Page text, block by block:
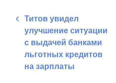
Навигация
записям
Титов увидел
улучшение ситуации
с выдачей банками
льготных кредитов
на зарплаты